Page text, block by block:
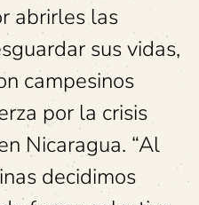
abrirles las
sus vidas,
campesinos
por la crisis
Nicaragua. “Al
decidimos